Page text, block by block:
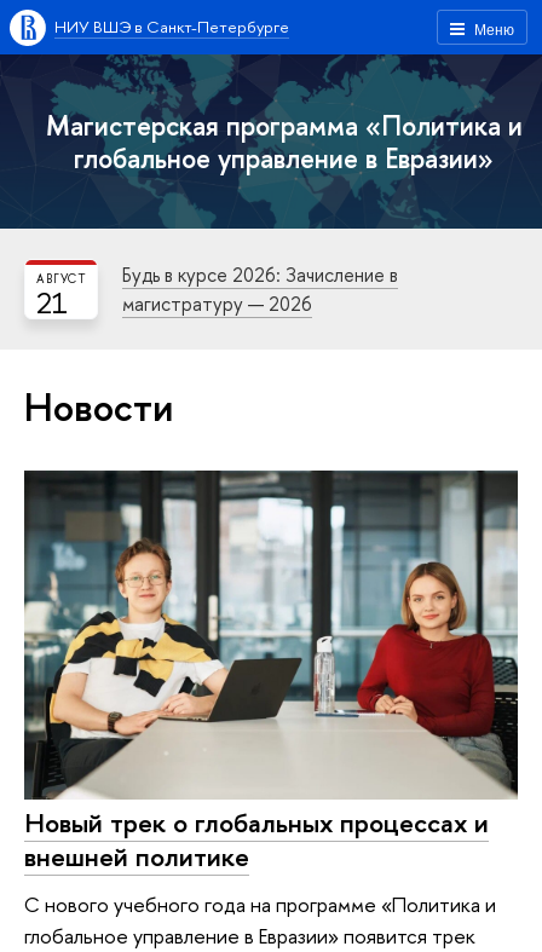
Меню
НИУ ВШЭ в Санкт-Петербурге
Магистерская программа «Политика и
глобальное управление в Евразии»
21
АВГУСТ
Будь в курсе 2026: Зачисление в
магистратуру — 2026
Новости
Новый трек о глобальных процессах и
внешней политике
С нового учебного года на программе «Политика и
глобальное управление в Евразии» появится трек